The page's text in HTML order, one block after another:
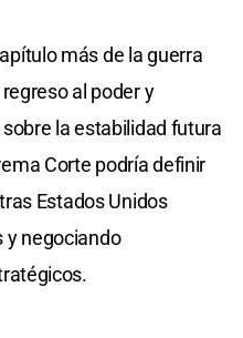
más de la guerra
al poder y
la estabilidad futura
Corte podría definir
Estados Unidos
y negociando